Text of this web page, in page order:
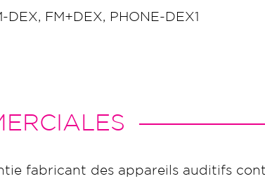
FM+DEX, PHONE-DEX1
fabricant des appareils auditifs